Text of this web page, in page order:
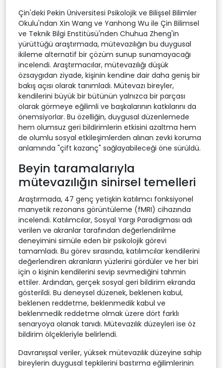
Çin'deki Pekin Üniversitesi Psikolojik ve Bilişsel Bilimler
Okulu'ndan Xin Wang ve Yanhong Wu ile Çin Bilimsel
ve Teknik Bilgi Enstitüsü'nden Chuhua Zheng'in
yürüttüğü araştırmada, mütevazılığın bu duygusal
ikileme alternatif bir çözüm sunup sunamayacağı
incelendi. Araştırmacılar, mütevazılığı düşük
özsaygıdan ziyade, kişinin kendine dair daha geniş bir
bakış açısı olarak tanımladı. Mütevazı bireyler,
kendilerini büyük bir bütünün yalnızca bir parçası
olarak görmeye eğilimli ve başkalarının katkılarını da
önemsiyorlar. Bu özelliğin, duygusal düzenlemede
hem olumsuz geri bildirimlerin etkisini azaltma hem
de olumlu sosyal etkileşimlerden alınan zevki koruma
anlamında "çift kazanç" sağlayabileceği öne sürüldü.
Beyin taramalarıyla
mütevazılığın sinirsel temelleri
Araştırmada, 47 genç yetişkin katılımcı fonksiyonel
manyetik rezonans görüntüleme (fMRI) cihazında
incelendi. Katılımcılar, Sosyal Yargı Paradigması adı
verilen ve akranlar tarafından değerlendirilme
deneyimini simüle eden bir psikolojik görevi
tamamladı. Bu görev sırasında, katılımcılar kendilerini
değerlendiren akranların yüzlerini gördüler ve her biri
için o kişinin kendilerini sevip sevmediğini tahmin
ettiler. Ardından, gerçek sosyal geri bildirim ekranda
gösterildi. Bu deneysel düzenek, beklenen kabul,
beklenen reddetme, beklenmedik kabul ve
beklenmedik reddetme olmak üzere dört farklı
senaryoya olanak tanıdı. Mütevazılık düzeyleri ise öz
bildirim ölçekleriyle belirlendi.
Davranışsal veriler, yüksek mütevazılık düzeyine sahip
bireylerin duygusal tepkilerini bastırma eğilimlerinin